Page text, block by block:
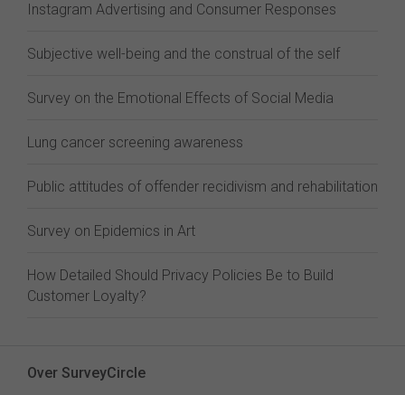
Instagram Advertising and Consumer Responses
Subjective well-being and the construal of the self
Survey on the Emotional Effects of Social Media
Lung cancer screening awareness
Public attitudes of offender recidivism and rehabilitation
Survey on Epidemics in Art
How Detailed Should Privacy Policies Be to Build
Customer Loyalty?
Over SurveyCircle